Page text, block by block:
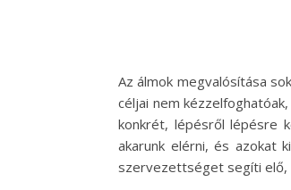
Az álmok megvalósítása
céljai nem
konkrét, lépésről lépésre
akarunk elérni, és azokat
szervezettséget segíti elő,